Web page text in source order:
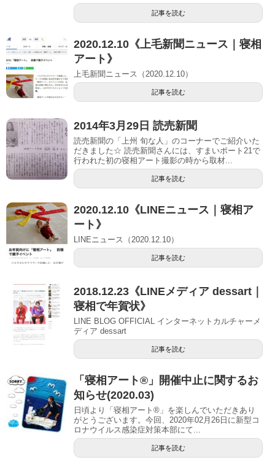
記事を読む
2020.12.10《上毛新聞ニュース｜寝相
アート》
上毛新聞ニュース（2020.12.10）
記事を読む
2014年3月29日 読売新聞
読売新聞の「上州 旬な人」のコーナーでご紹介いた
だきました☆ 読売新聞さんには、すまいポート21で
行われた初の寝相アート撮影の時から取材...
記事を読む
2020.12.10《LINEニュース｜寝相ア
ート》
LINEニュース（2020.12.10）
記事を読む
2018.12.23《LINEメディア dessart｜
寝相で年賀状》
LINE BLOG OFFICIAL インターネットカルチャーメ
ディア dessart
記事を読む
「寝相アート®」開催中止に関するお
知らせ(2020.03)
日頃より「寝相アート®」を楽しんでいただきあり
がとうございます。今回、2020年02月26日に新型コ
ロナウイルス感染症対策本部にて...
記事を読む